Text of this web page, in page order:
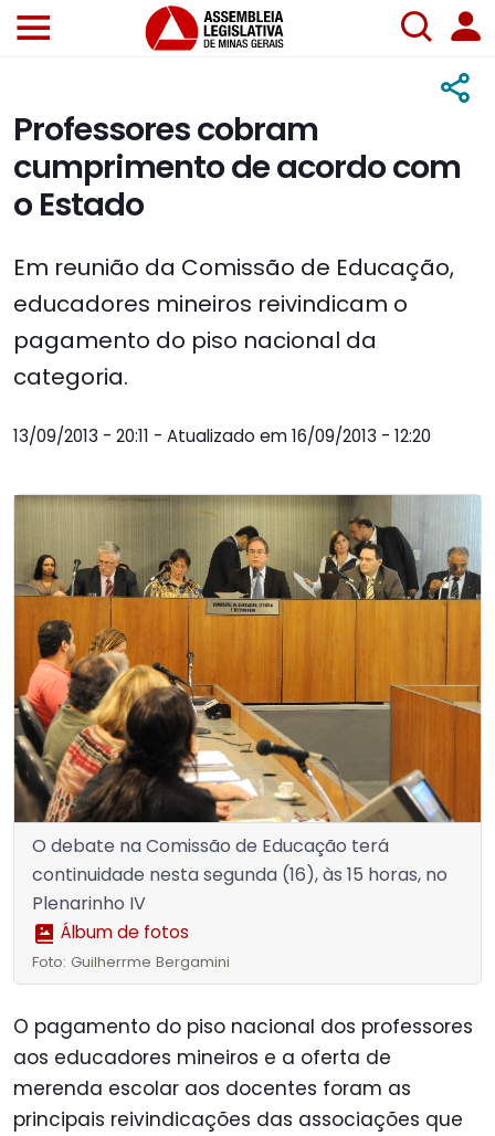
Professores cobram
cumprimento de acordo com
o Estado
Em reunião da Comissão de Educação,
educadores mineiros reivindicam o
pagamento do piso nacional da
categoria.
13/09/2013 - 20:11 - Atualizado em 16/09/2013 - 12:20
O debate na Comissão de Educação terá
continuidade nesta segunda (16), às 15 horas, no
Plenarinho IV
Álbum de fotos
Foto: Guilherrme Bergamini
O pagamento do piso nacional dos professores
aos educadores mineiros e a oferta de
merenda escolar aos docentes foram as
principais reivindicações das associações que